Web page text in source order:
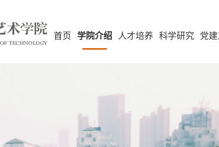
首页 学院介绍 人才培养 科学研究 党